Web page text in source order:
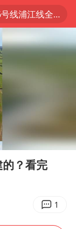
上海：5号线16号线浦江线全线停运
潜势
沿海
王艺迪2-4不敌张本美和止步4强
00:24
？看完
1